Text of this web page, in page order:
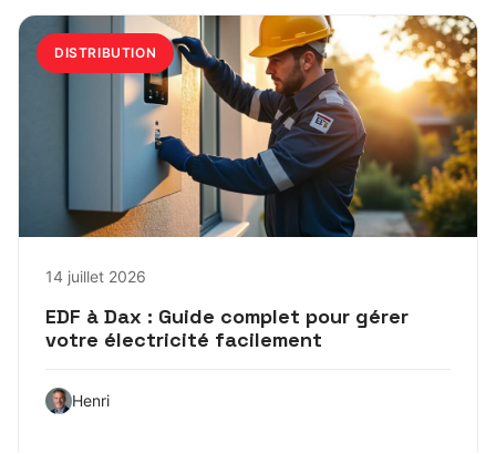
DISTRIBUTION
14 juillet 2026
EDF à Dax : Guide complet pour gérer
votre électricité facilement
Henri